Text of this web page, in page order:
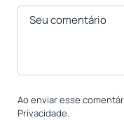
Ao enviar esse
Privacidade.